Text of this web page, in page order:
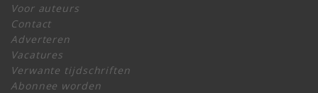
Voor auteurs
Contact
Adverteren
Vacatures
Verwante tijdschriften
Abonnee worden